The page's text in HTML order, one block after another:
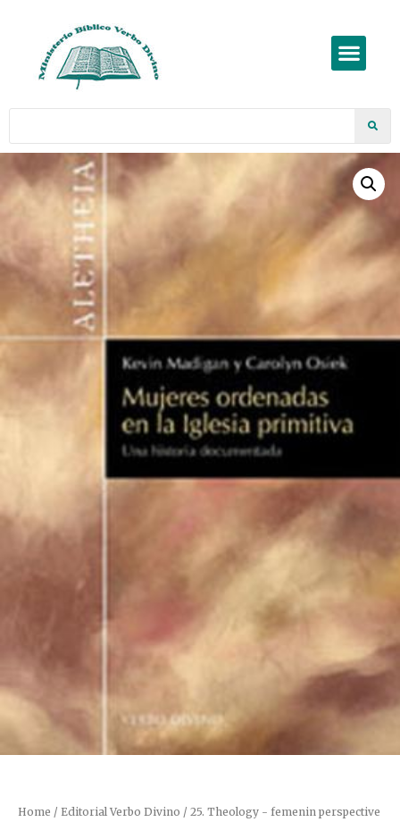
Home / Editorial Verbo Divino / 25. Theology - femenin perspective